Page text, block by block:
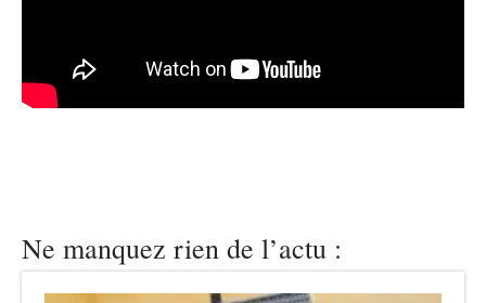
Ne manquez rien de l’actu :